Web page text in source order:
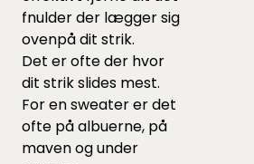
fnulder der lægger sig
ovenpå dit strik.
Det er ofte der hvor
dit strik slides mest.
For en sweater er det
ofte på albuerne, på
maven og under